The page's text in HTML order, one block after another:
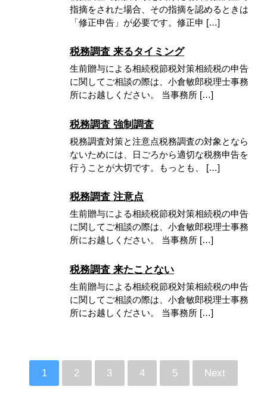
指摘をされた場合、その指摘を認めるときは
「修正申告」が必要です。修正申 […]
税務調査 来るタイミング
生前贈与による相続税節税対策相続税の申告
に関してご相談の際は、小倉敏郎税理士事務
所にお越しください。 当事務所 […]
税務調査 強制調査
税務調査対策と注意点税務調査の対象となら
ないためには、日ごろから適切な税務申告を
行うことが大切です。もっとも、 […]
税務調査 注意点
生前贈与による相続税節税対策相続税の申告
に関してご相談の際は、小倉敏郎税理士事務
所にお越しください。 当事務所 […]
税務調査 来たことない
生前贈与による相続税節税対策相続税の申告
に関してご相談の際は、小倉敏郎税理士事務
所にお越しください。 当事務所 […]
1 2 3 4 5 Next